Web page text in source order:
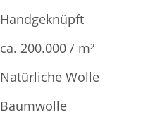
Handgeknüpft
ca. 200.000 / m²
Natürliche Wolle
Baumwolle